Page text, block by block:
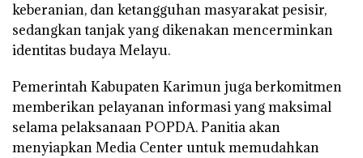
keberanian, dan ketangguhan masyarakat pesisir,
sedangkan tanjak yang dikenakan mencerminkan
identitas budaya Melayu.
Pemerintah Kabupaten Karimun juga berkomitmen
memberikan pelayanan informasi yang maksimal
selama pelaksanaan POPDA. Panitia akan
menyiapkan Media Center untuk memudahkan